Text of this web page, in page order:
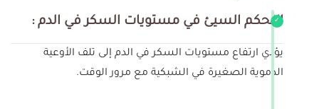
التحكم السيئ في مستويات السكر في الدم :
يؤدي ارتفاع مستويات السكر في الدم إلى تلف الأوعية
الدموية الصغيرة في الشبكية مع مرور الوقت.